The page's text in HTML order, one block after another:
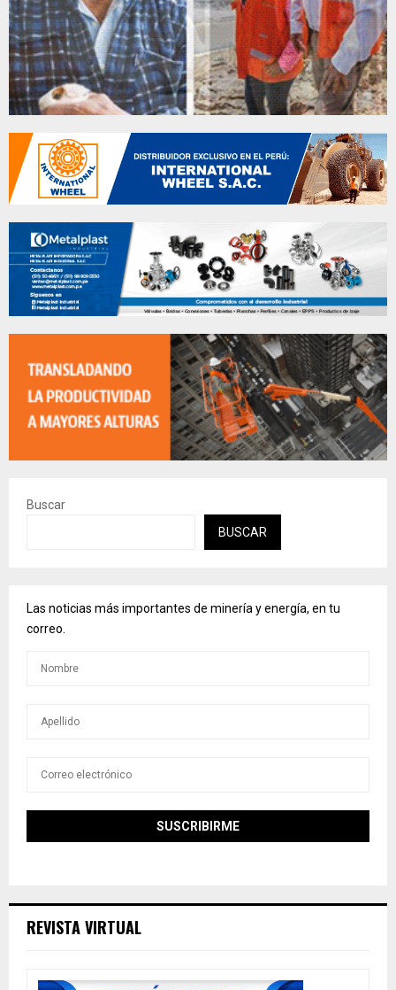
Buscar
BUSCAR
Las noticias más importantes de minería y energía, en tu
correo.
REVISTA VIRTUAL